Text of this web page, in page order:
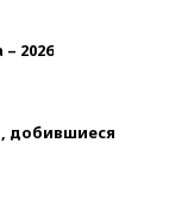
2026
добившиеся